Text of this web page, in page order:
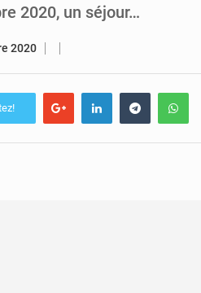
2020, un séjour…
2020